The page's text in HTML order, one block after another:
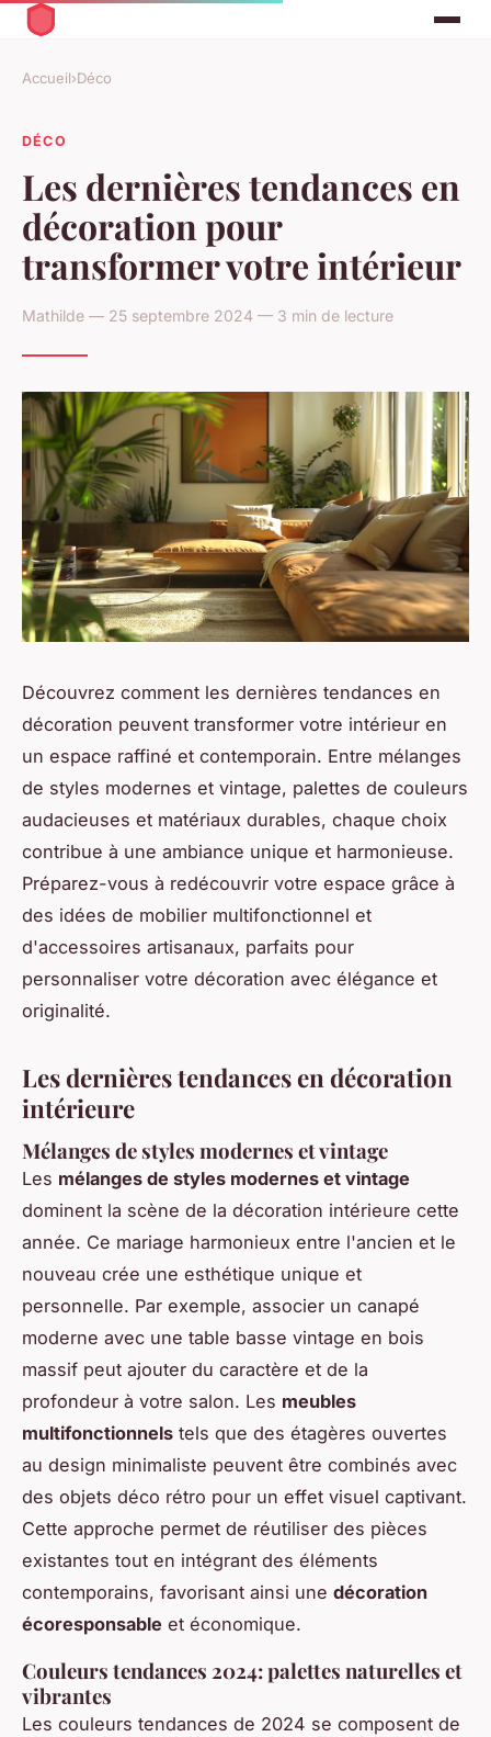
Accueil›Déco
DÉCO
Les dernières tendances en
décoration pour
transformer votre intérieur
Mathilde — 25 septembre 2024 — 3 min de lecture
Découvrez comment les dernières tendances en
décoration peuvent transformer votre intérieur en
un espace raffiné et contemporain. Entre mélanges
de styles modernes et vintage, palettes de couleurs
audacieuses et matériaux durables, chaque choix
contribue à une ambiance unique et harmonieuse.
Préparez-vous à redécouvrir votre espace grâce à
des idées de mobilier multifonctionnel et
d'accessoires artisanaux, parfaits pour
personnaliser votre décoration avec élégance et
originalité.
Les dernières tendances en décoration
intérieure
Mélanges de styles modernes et vintage
Les mélanges de styles modernes et vintage
dominent la scène de la décoration intérieure cette
année. Ce mariage harmonieux entre l'ancien et le
nouveau crée une esthétique unique et
personnelle. Par exemple, associer un canapé
moderne avec une table basse vintage en bois
massif peut ajouter du caractère et de la
profondeur à votre salon. Les meubles
multifonctionnels tels que des étagères ouvertes
au design minimaliste peuvent être combinés avec
des objets déco rétro pour un effet visuel captivant.
Cette approche permet de réutiliser des pièces
existantes tout en intégrant des éléments
contemporains, favorisant ainsi une décoration
écoresponsable et économique.
Couleurs tendances 2024: palettes naturelles et
vibrantes
Les couleurs tendances de 2024 se composent de